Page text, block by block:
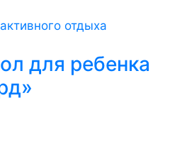
отдыха
для ребенка